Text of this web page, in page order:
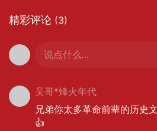
受重大损失。在“左”倾路线之
形势非常严峻的时刻，中共临
的正确主张，而提出了“御敌
针，采取“两个拳头打人”。六
红一方面军分成两部分，即
精彩评论 (3)
说点什么...
吴哥*烽火年代
兄弟你太多革命前辈的历史
👍